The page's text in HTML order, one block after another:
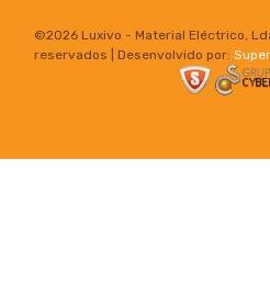
©2026 Luxivo - Material Eléctrico,
reservados | Desenvolvido por: